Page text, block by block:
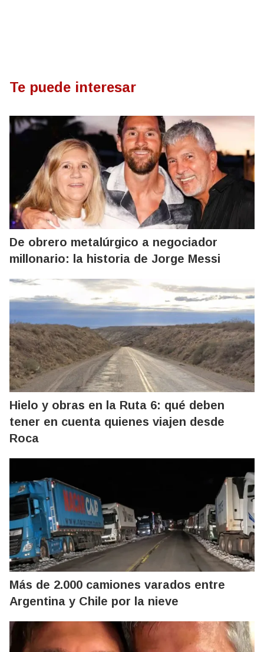
Te puede interesar
De obrero metalúrgico a negociador
millonario: la historia de Jorge Messi
Hielo y obras en la Ruta 6: qué deben
tener en cuenta quienes viajen desde
Roca
Más de 2.000 camiones varados entre
Argentina y Chile por la nieve